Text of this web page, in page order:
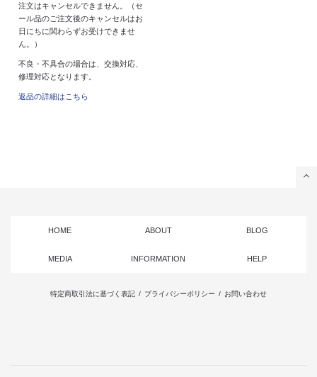
注文はキャンセルできません。（セ
ール品のご注文後のキャンセルはお
日にちに関わらずお受けできませ
ん。）
不良・不具合の場合は、交換対応、
修理対応となります。
返品の詳細はこちら
HOME ABOUT BLOG
MEDIA INFORMATION HELP
特定商取引法に基づく表記 / プライバシーポリシー / お問い合わせ